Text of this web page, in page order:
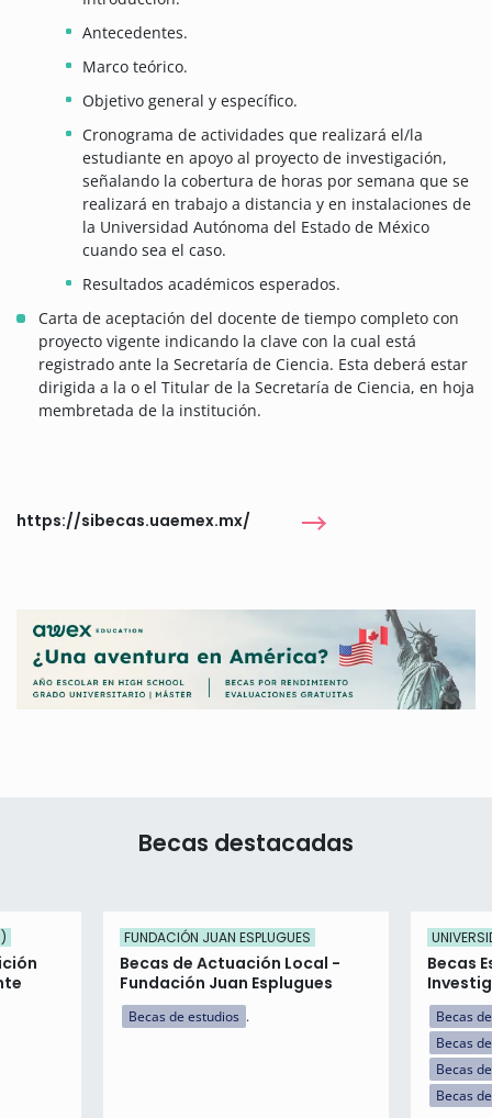
Antecedentes.
Marco teórico.
Objetivo general y específico.
Cronograma de actividades que realizará el/la
estudiante en apoyo al proyecto de investigación,
señalando la cobertura de horas por semana que se
realizará en trabajo a distancia y en instalaciones de
la Universidad Autónoma del Estado de México
cuando sea el caso.
Resultados académicos esperados.
Carta de aceptación del docente de tiempo completo con
proyecto vigente indicando la clave con la cual está
registrado ante la Secretaría de Ciencia. Esta deberá estar
dirigida a la o el Titular de la Secretaría de Ciencia, en hoja
membretada de la institución.
https://sibecas.uaemex.mx/
Becas destacadas
FUNDACIÓN JUAN ESPLUGUES
Becas de Actuación Local -
Fundación Juan Esplugues
Becas de estudios
Becas
Becas
Becas
Becas
Becas